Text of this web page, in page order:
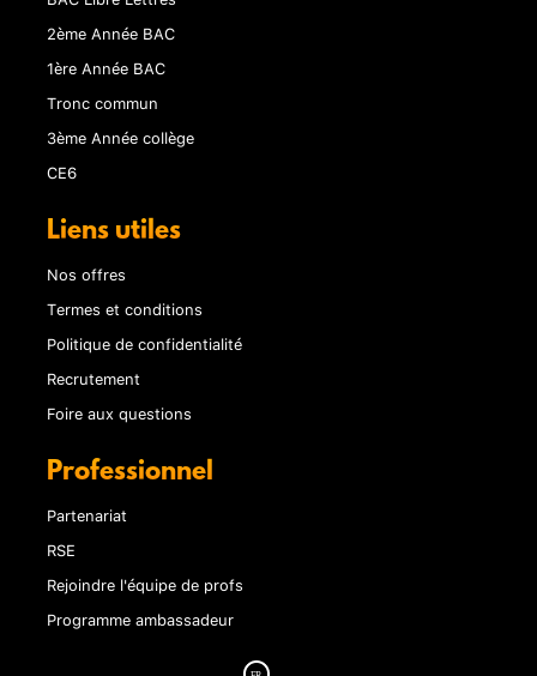
2ème Année BAC
1ère Année BAC
Tronc commun
3ème Année collège
CE6
Liens utiles
Nos offres
Termes et conditions
Politique de confidentialité
Recrutement
Foire aux questions
Professionnel
Partenariat
RSE
Rejoindre l'équipe de profs
Programme ambassadeur